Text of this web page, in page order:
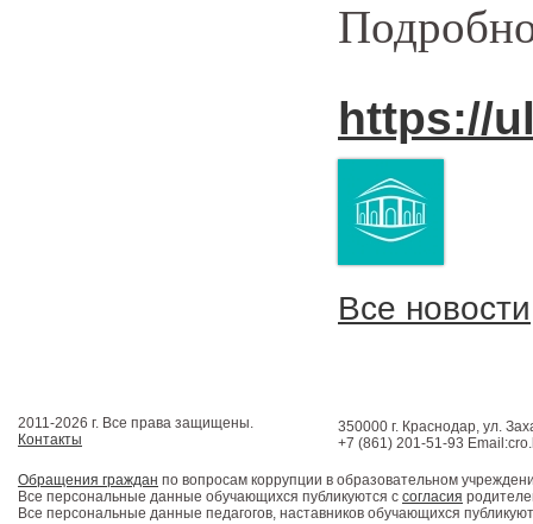
https://
Все новости
2011-2026 г. Все права защищены.
Контакты
350000 г. Краснодар, ул.
+7 (861) 201-51-93
Обращения граждан по вопросам коррупции в образовательном
Все персональные данные обучающихся публикуются с согласия
Все персональные данные педагогов, наставников обучающихся